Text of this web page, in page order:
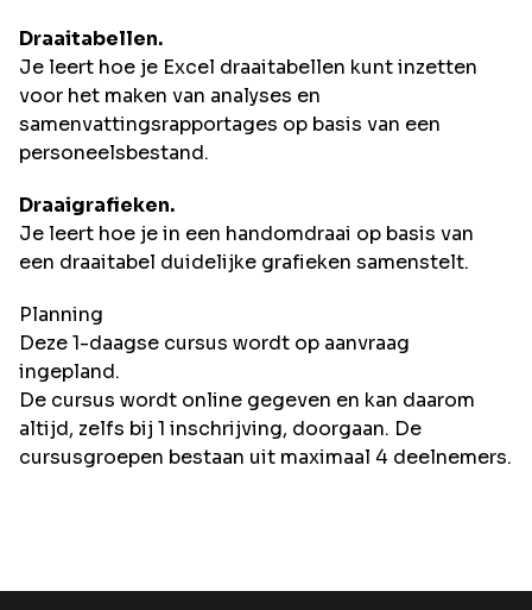
Draaitabellen.
Je leert hoe je Excel draaitabellen kunt inzetten
voor het maken van analyses en
samenvattingsrapportages op basis van een
personeelsbestand.
Draaigrafieken.
Je leert hoe je in een handomdraai op basis van
een draaitabel duidelijke grafieken samenstelt.
Planning
Deze 1-daagse cursus wordt op aanvraag
ingepland.
De cursus wordt online gegeven en kan daarom
altijd, zelfs bij 1 inschrijving, doorgaan. De
cursusgroepen bestaan uit maximaal 4 deelnemers.